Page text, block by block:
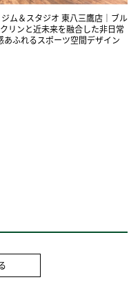
ム＆スタジオ 東八三鷹店｜ブル
リンと近未来を融合した非日常
あふれるスポーツ空間デザイン